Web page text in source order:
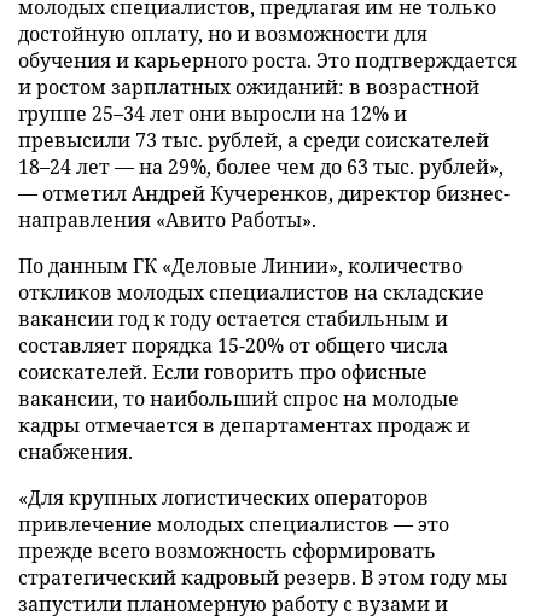
молодых специалистов, предлагая им не только
достойную оплату, но и возможности для
обучения и карьерного роста. Это подтверждается
и ростом зарплатных ожиданий: в возрастной
группе 25–34 лет они выросли на 12% и
превысили 73 тыс. рублей, а среди соискателей
18–24 лет — на 29%, более чем до 63 тыс. рублей»,
— отметил Андрей Кучеренков, директор бизнес-
направления «Авито Работы».
По данным ГК «Деловые Линии», количество
откликов молодых специалистов на складские
вакансии год к году остается стабильным и
составляет порядка 15-20% от общего числа
соискателей. Если говорить про офисные
вакансии, то наибольший спрос на молодые
кадры отмечается в департаментах продаж и
снабжения.
«Для крупных логистических операторов
привлечение молодых специалистов — это
прежде всего возможность сформировать
стратегический кадровый резерв. В этом году мы
запустили планомерную работу с вузами и